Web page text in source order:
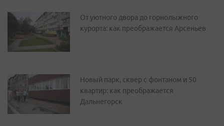
От уютного двора до горнолыжного
курорта: как преображается Арсеньев
Новый парк, сквер с фонтаном и 50
квартир: как преображается
Дальнегорск